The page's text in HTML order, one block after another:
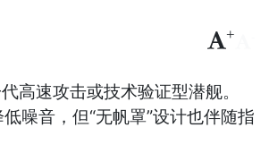
+
高速攻击或技术验证型潜舰。
噪音，但“无帆罩”设计也伴随指